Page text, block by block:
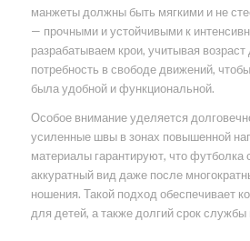
манжеты должны быть мягкими и не
— прочными и устойчивыми к
разрабатываем крои, учитывая возраст
потребность в свободе движений,
была удобной и функциональной.
Особое внимание уделяется
усиленные швы в зонах повышенной
материалы гарантируют, что футболка
аккуратный вид даже после
ношения. Такой подход обеспечивает
для детей, а также долгий срок службы